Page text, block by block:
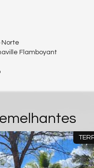
Norte
Flamboyant